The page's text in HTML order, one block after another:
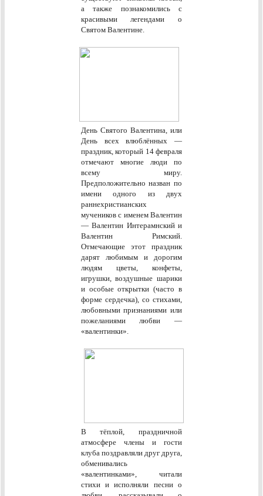
а также познакомились с
красивыми легендами о
Святом Валентине.
День Святого Валентина, или
День всех влюблённых —
праздник, который 14 февраля
отмечают многие люди по
всему миру.
Предположительно назван по
имени одного из двух
раннехристианских
мучеников с именем Валентин
— Валентин Интерамнский и
Валентин Римский.
Отмечающие этот праздник
дарят любимым и дорогим
людям цветы, конфеты,
игрушки, воздушные шарики
и особые открытки (часто в
форме сердечка), со стихами,
любовными признаниями или
пожеланиями любви —
«валентинки».
В тёплой, праздничной
атмосфере члены и гости
клуба поздравляли друг друга,
обменивались
«валентинками», читали
стихи и исполняли песни о